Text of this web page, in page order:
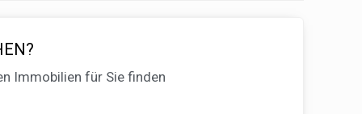
Immobilien für Sie finden